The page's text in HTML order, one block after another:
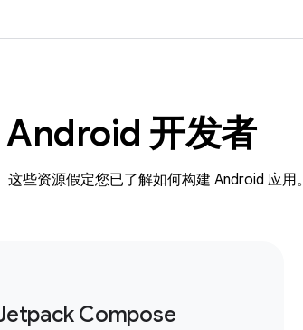
开发者
些资源假定您已了解如何构建 Android 应用。
Compose